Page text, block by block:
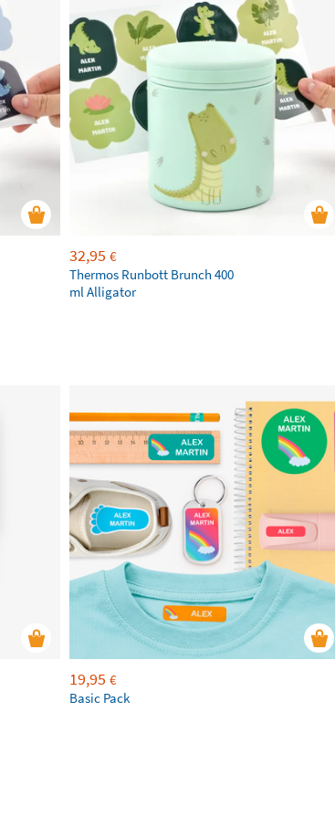
32,95 €
Thermos Runbott Brunch 400
ml Alligator
19,95 €
Basic Pack